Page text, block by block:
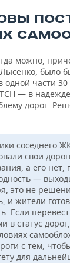
можно,
было
одной части
— в
дорог.
соседнего
свои
а его нет,
—
это не
и жители
Если
в статус
с тем,
для